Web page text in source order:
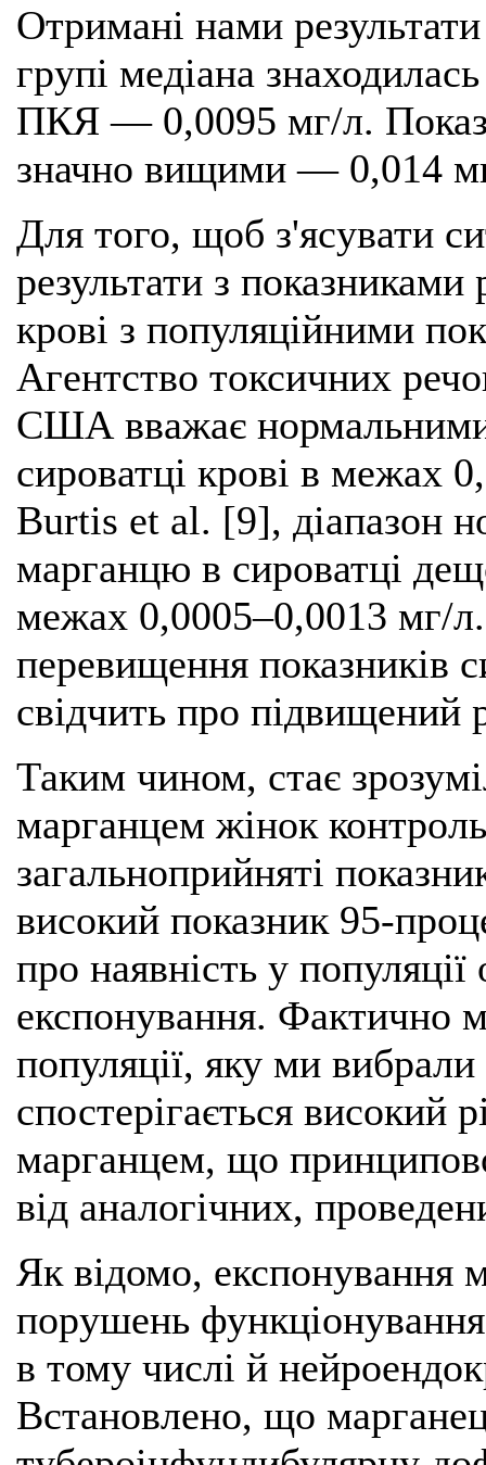
Отримані нами
групі медіана
ПКЯ — 0,0095 мг/л.
значно вищими — 0,014
Для того, щоб з'ясувати
результати з
крові з популяційними
Агентство токсичних
США вважає
сироватці крові в межах
Burtis et al. [9], діапазон
марганцю в сироватці
межах 0,0005–0,0013 мг/
перевищення показників
свідчить про підвищений
Таким чином, стає
марганцем жінок
загальноприйняті
високий показник 95-
про наявність у
експонування. Фактично
популяції, яку ми
спостерігається високий
марганцем, що
від аналогічних,
Як відомо, експонування
порушень
в тому числі й
Встановлено, що